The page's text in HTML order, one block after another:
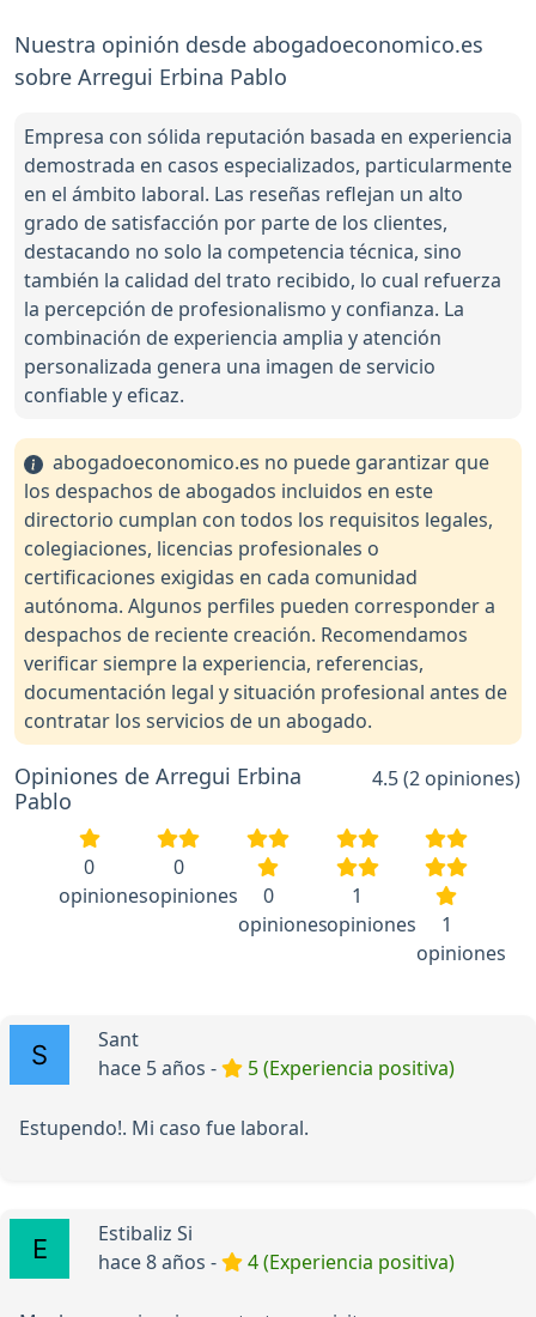
Nuestra opinión desde abogadoeconomico.es
sobre Arregui Erbina Pablo
Empresa con sólida reputación basada en experiencia
demostrada en casos especializados, particularmente
en el ámbito laboral. Las reseñas reflejan un alto
grado de satisfacción por parte de los clientes,
destacando no solo la competencia técnica, sino
también la calidad del trato recibido, lo cual refuerza
la percepción de profesionalismo y confianza. La
combinación de experiencia amplia y atención
personalizada genera una imagen de servicio
confiable y eficaz.
abogadoeconomico.es no puede garantizar que
los despachos de abogados incluidos en este
directorio cumplan con todos los requisitos legales,
colegiaciones, licencias profesionales o
certificaciones exigidas en cada comunidad
autónoma. Algunos perfiles pueden corresponder a
despachos de reciente creación. Recomendamos
verificar siempre la experiencia, referencias,
documentación legal y situación profesional antes de
contratar los servicios de un abogado.
Opiniones de Arregui Erbina
Pablo
4.5 (2 opiniones)
0
opiniones
0
opiniones
0
opiniones
1
opiniones
1
opiniones
Sant
hace 5 años -
5 (Experiencia positiva)
Estupendo!. Mi caso fue laboral.
Estibaliz Si
hace 8 años -
4 (Experiencia positiva)